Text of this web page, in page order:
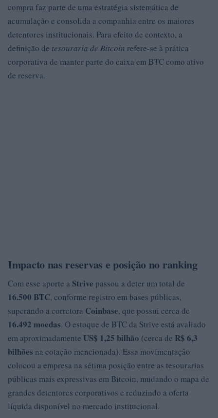
compra faz parte de uma estratégia sistemática de
acumulação e consolida a companhia entre os maiores
detentores institucionais. Para efeito de contexto, a
definição de tesouraria de Bitcoin refere-se à prática
corporativa de manter parte do caixa em BTC como ativo
de reserva.
Impacto nas reservas e posição no ranking
Com esse aporte a Strive passou a deter um total de
16.500 BTC, conforme registro em bases públicas,
superando a corretora Coinbase, que possui cerca de
16.492 moedas. O estoque de BTC da Strive está avaliado
em aproximadamente US$ 1,25 bilhão (cerca de R$ 6,3
bilhões na cotação mencionada). Essa movimentação
colocou a empresa na sétima posição entre as tesourarias
públicas mais expressivas em Bitcoin, mudando o mapa de
grandes detentores corporativos e reduzindo a oferta
líquida disponível no mercado institucional.